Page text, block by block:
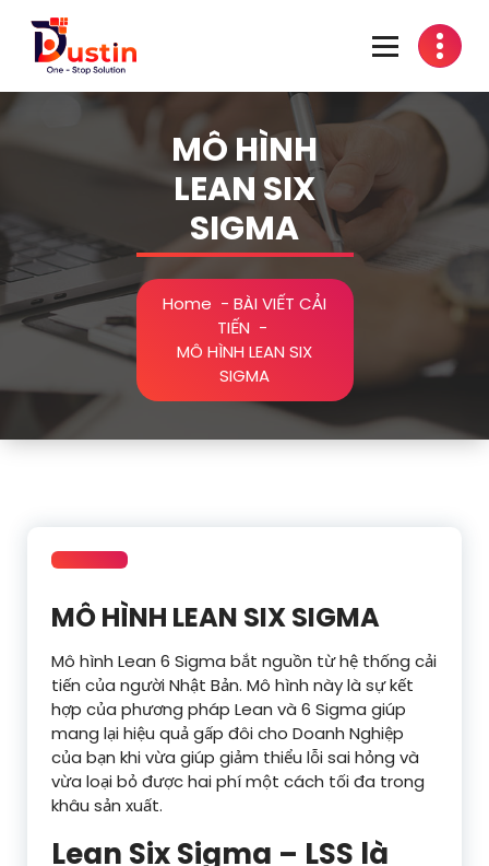
content
MÔ HÌNH
LEAN SIX
SIGMA
Home - BÀI VIẾT CẢI
TIẾN -
MÔ HÌNH LEAN SIX
SIGMA
MÔ HÌNH LEAN SIX SIGMA
Mô hình Lean 6 Sigma bắt nguồn từ hệ thống cải
tiến của người Nhật Bản. Mô hình này là sự kết
hợp của phương pháp Lean và 6 Sigma giúp
mang lại hiệu quả gấp đôi cho Doanh Nghiệp
của bạn khi vừa giúp giảm thiểu lỗi sai hỏng và
vừa loại bỏ được hai phí một cách tối đa trong
khâu sản xuất.
Lean Six Sigma – LSS là